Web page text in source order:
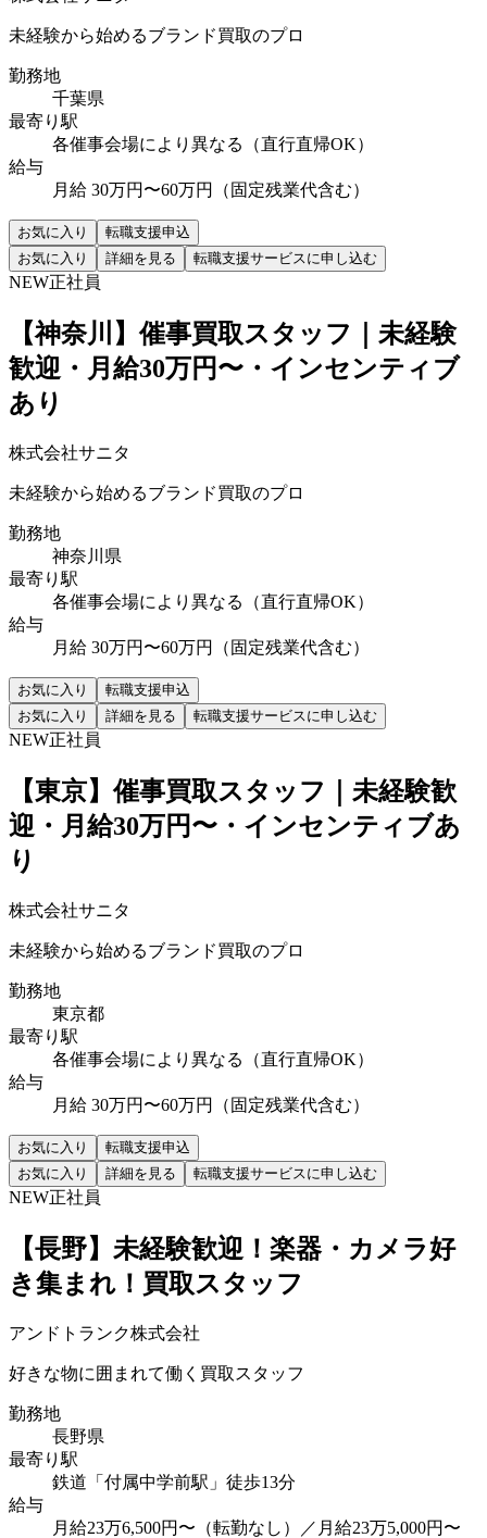
未経験から始めるブランド買取のプロ
勤務地
千葉県
最寄り駅
各催事会場により異なる（直行直帰OK）
給与
月給 30万円〜60万円（固定残業代含む）
お気に入り
転職支援申込
お気に入り
詳細を見る 転職支援サービスに申し込む
NEW正社員
【神奈川】催事買取スタッフ｜未経験
歓迎・月給30万円〜・インセンティブ
あり
株式会社サニタ
未経験から始めるブランド買取のプロ
勤務地
神奈川県
最寄り駅
各催事会場により異なる（直行直帰OK）
給与
月給 30万円〜60万円（固定残業代含む）
お気に入り
転職支援申込
お気に入り
詳細を見る 転職支援サービスに申し込む
NEW正社員
【東京】催事買取スタッフ｜未経験歓
迎・月給30万円〜・インセンティブあ
り
株式会社サニタ
未経験から始めるブランド買取のプロ
勤務地
東京都
最寄り駅
各催事会場により異なる（直行直帰OK）
給与
月給 30万円〜60万円（固定残業代含む）
お気に入り
転職支援申込
お気に入り
詳細を見る 転職支援サービスに申し込む
NEW正社員
【長野】未経験歓迎！楽器・カメラ好
き集まれ！買取スタッフ
アンドトランク株式会社
好きな物に囲まれて働く買取スタッフ
勤務地
長野県
最寄り駅
鉄道「付属中学前駅」徒歩13分
給与
月給23万6,500円〜（転勤なし）／月給23万5,000円〜